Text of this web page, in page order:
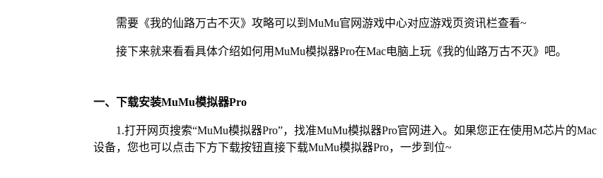
需要《我的仙路万古不灭》攻略可以到MuMu官网游戏中心对应游戏页资讯栏查看~
接下来就来看看具体介绍如何用MuMu模拟器Pro在Mac电脑上玩《我的仙路万古不灭》吧。
一、下载安装MuMu模拟器Pro
1.打开网页搜索“MuMu模拟器Pro”，找准MuMu模拟器Pro官网进入。如果您正在使用M芯片的Mac
设备，您也可以点击下方下载按钮直接下载MuMu模拟器Pro，一步到位~